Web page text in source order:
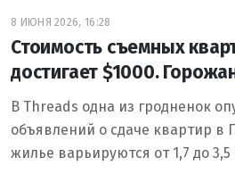
8 ИЮНЯ 2026, 16:28
Стоимость съемных
достигает $1000.
В Threads одна из гродненок
объявлений о сдаче квартир в
жилье варьируются от 1,7 до